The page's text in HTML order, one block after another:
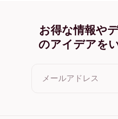
Vase with Gladioli and
Vase with Gladioli and
Vase with Gladioli and
お得な情報や
のアイデアを
メールアドレス